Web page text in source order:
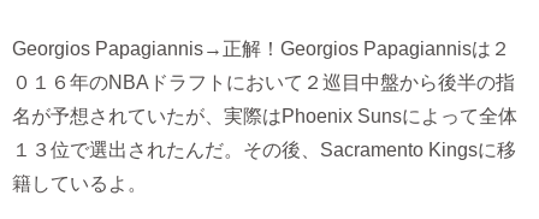
Georgios Papagiannis→正解！Georgios Papagiannisは２
０１６年のNBAドラフトにおいて２巡目中盤から後半の指
名が予想されていたが、実際はPhoenix Sunsによって全体
１３位で選出されたんだ。その後、Sacramento Kingsに移
籍しているよ。